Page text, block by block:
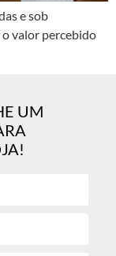
e sob
valor percebido
UM